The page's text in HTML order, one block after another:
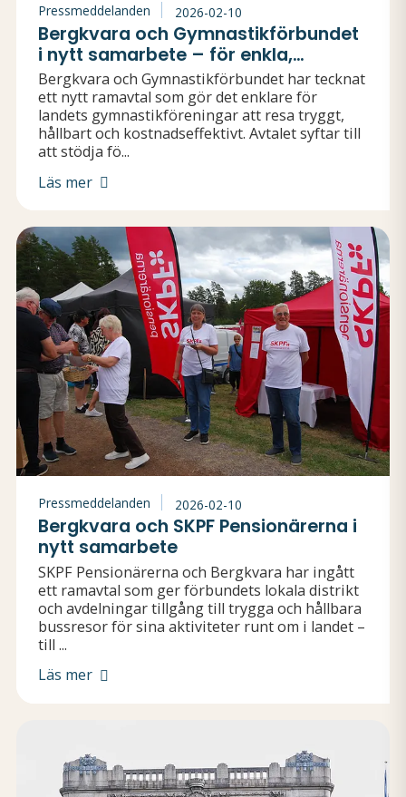
Pressmeddelanden 2026-02-10
Bergkvara och Gymnastikförbundet
i nytt samarbete – för enkla,
hållbara och mer tillgängliga
föreningsresor
Bergkvara och Gymnastikförbundet har tecknat
ett nytt ramavtal som gör det enklare för
landets gymnastikföreningar att resa tryggt,
hållbart och kostnadseffektivt. Avtalet syftar till
att stödja fö...
Läs mer
Pressmeddelanden 2026-02-10
Bergkvara och SKPF Pensionärerna i
nytt samarbete
SKPF Pensionärerna och Bergkvara har ingått
ett ramavtal som ger förbundets lokala distrikt
och avdelningar tillgång till trygga och hållbara
bussresor för sina aktiviteter runt om i landet –
till ...
Läs mer